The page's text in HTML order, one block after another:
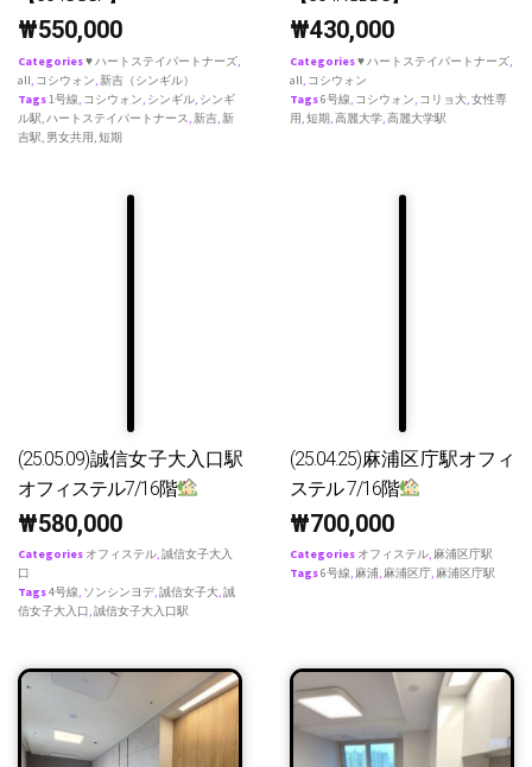
₩550,000
Categories♥ ハートステイパートナーズ,
all, コシウォン,新吉（シンギル）
Tags1号線, コシウォン, シンギル, シンギ
ル駅,ハートステイパートナース,新吉,新
吉駅, 男女共用,短期
₩430,000
Categories♥ ハートステイパートナーズ,
all, コシウォン
Tags6号線, コシウォン, コリョ大,女性専
用,短期,高麗大学,高麗大学駅
(25.05.09)誠信女子大入口駅
オフィステル7/16階
₩580,000
Categories オフィステル,誠信女子大入
口
Tags4号線, ソンシンヨデ,誠信女子大,誠
信女子大入口,誠信女子大入口駅
(25.04.25)麻浦区庁駅オフィ
ステル 7/16階
₩700,000
Categories オフィステル, 麻浦区庁駅
Tags6号線, 麻浦, 麻浦区庁, 麻浦区庁駅